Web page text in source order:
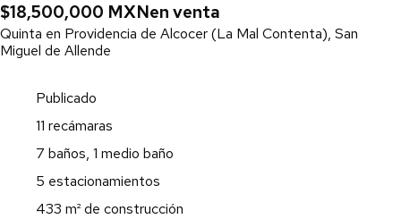
$18,500,000 MXNen venta
Quinta en Providencia de Alcocer (La Mal Contenta), San
Miguel de Allende
Publicado
11 recámaras
7 baños, 1 medio baño
5 estacionamientos
433 m² de construcción